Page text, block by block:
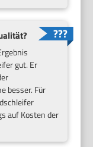
gut. Er
besser. Für
auf Kosten der